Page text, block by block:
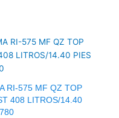
RI-575 MF QZ TOP
408 LITROS/14.40
actual
es:
$719.0.